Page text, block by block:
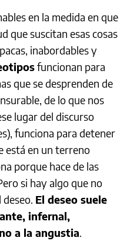
en la medida en que
que suscitan esas cosas
inabordables y
funcionan para
que se desprenden de
de lo que nos
lugar del discurso
funciona para detener
está en un terreno
porque hace de las
si hay algo que no
deseo. El deseo suele
infernal,
a la angustia.